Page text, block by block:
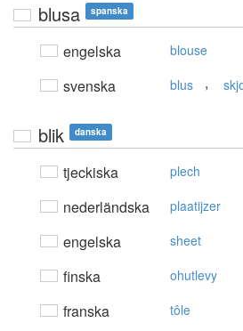
blusa spanska
engelska blouse
svenska blus ,
blik danska
tjeckiska plech
nederländska plaatijzer
engelska sheet
finska ohutlevy
franska tôle